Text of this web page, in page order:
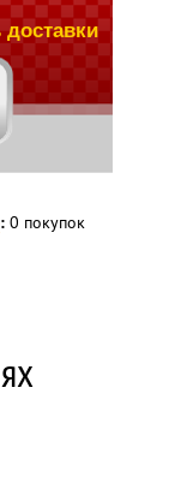
: 0 покупок